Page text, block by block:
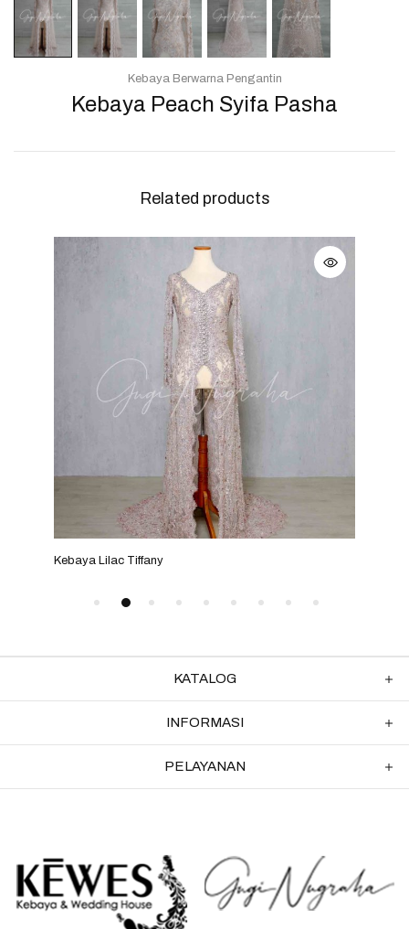
Kebaya Peach Syifa Pasha
Kebaya Berwarna Pengantin
Related products
Kebaya Lilac Tiffany
KATALOG
INFORMASI
PELAYANAN